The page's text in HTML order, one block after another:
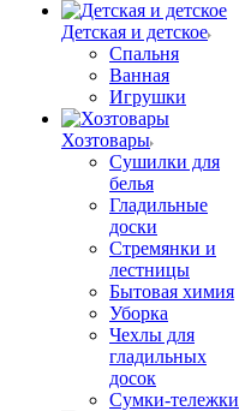
Детская и детское
Спальня
Ванная
Игрушки
Хозтовары
Сушилки для
белья
Гладильные
доски
Стремянки и
лестницы
Бытовая химия
Уборка
Чехлы для
гладильных
досок
Сумки-тележки